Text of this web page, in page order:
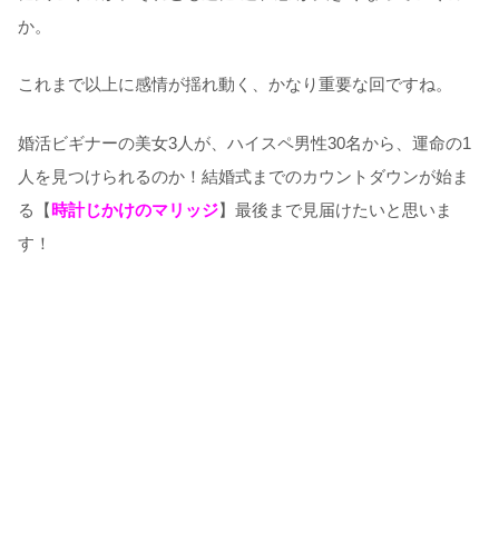
か。
これまで以上に感情が揺れ動く、かなり重要な回ですね。
婚活ビギナーの美女3人が、ハイスペ男性30名から、運命の1
人を見つけられるのか！結婚式までのカウントダウンが始ま
る【時計じかけのマリッジ】最後まで見届けたいと思いま
す！